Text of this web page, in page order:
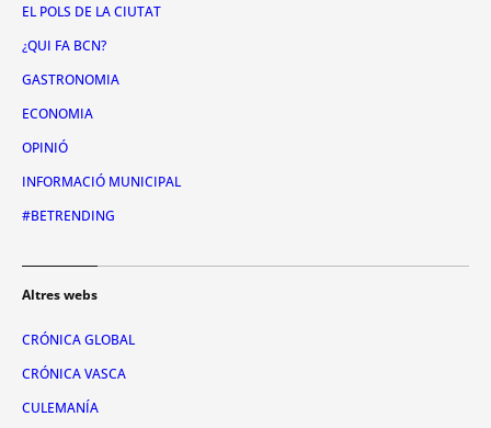
EL POLS DE LA CIUTAT
¿QUI FA BCN?
GASTRONOMIA
ECONOMIA
OPINIÓ
INFORMACIÓ MUNICIPAL
#BETRENDING
Altres webs
CRÓNICA GLOBAL
CRÓNICA VASCA
CULEMANÍA